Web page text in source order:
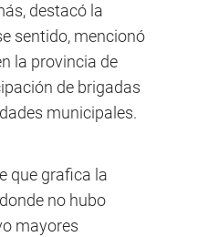
destacó la
sentido, mencionó
la provincia de
de brigadas
municipales.
que grafica la
no hubo
mayores